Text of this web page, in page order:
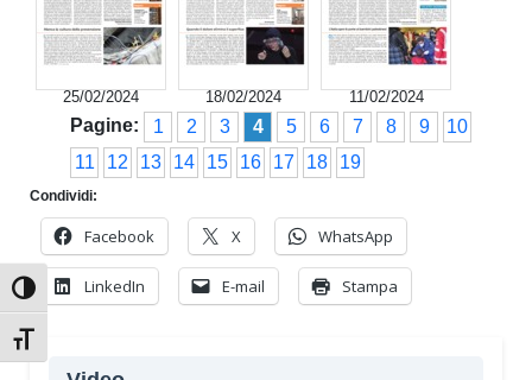
Attiva/disattiva alto contrasto
Attiva/disattiva dimensione testo
25/02/2024 18/02/2024 11/02/2024
Pagine: 1 2 3 4 5 6 7 8 9
10
11
12 13 14 15 16 17 18 19
Condividi:
Facebook X WhatsApp
LinkedIn E-mail Stampa